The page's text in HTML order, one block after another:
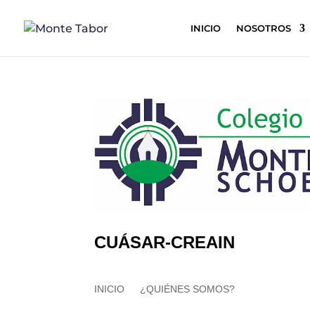
INICIO NOSOTROS
CUÁSAR-CREAIN
INICIO ¿QUIÉNES SOMOS?